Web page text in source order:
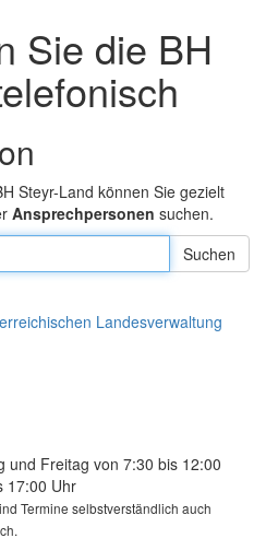
Sie die BH
Steyr-Land können Sie gezielt
Ansprechpersonen suchen.
Landesverwaltung
und Freitag von 7:30 bis 12:00
17:00 Uhr
Termine selbstverständlich auch